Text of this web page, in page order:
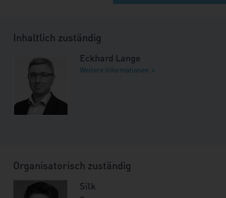
Inhaltlich zuständig
Eckhard Lange
Weitere Informationen
Organisatorisch zuständig
Silk